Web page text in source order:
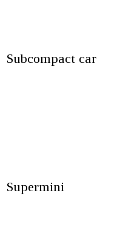
Subcompact car
Supermini